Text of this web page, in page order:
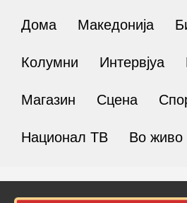
Дома Македонија
Колумни Интервјуа
Магазин Сцена
Национал ТВ Во живо